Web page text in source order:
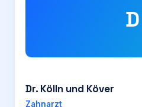
D
Dr. Kölln und Köver
Zahnarzt